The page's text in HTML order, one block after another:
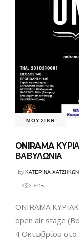
ΜΟΥΣΙΚΗ
ONIRAMA
ΒΑΒΥΛΩΝΙΑ
byΚΑΤΕΡΙΝΑ
628
ONIRAMA
open air stage
4 Οκτωβρίου